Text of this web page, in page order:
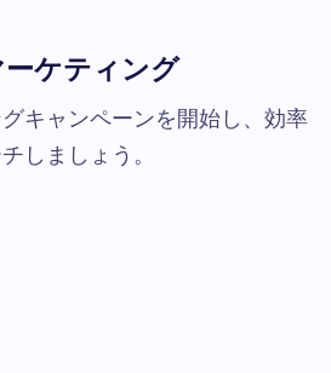
ケティング
キャンペーンを開始し、効率
しましょう。